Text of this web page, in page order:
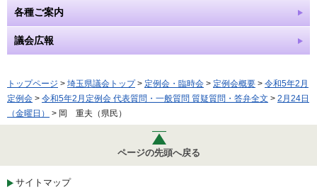
各種ご案内
議会広報
トップページ > 埼玉県議会トップ> 定例会・臨時会 > 定例会概要 > 令和5年2月
定例会 > 令和5年2月定例会 代表質問・一般質問 質疑質問・答弁全文 > 2月24日
（金曜日）
> 岡 重夫（県民）
ページの先頭へ戻る
サイトマップ